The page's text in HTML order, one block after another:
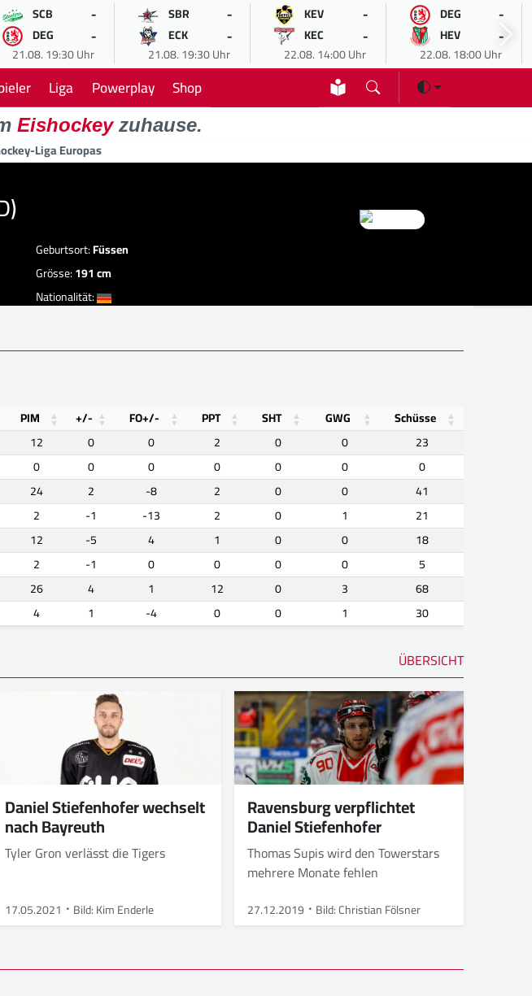
SCB -
DEG -
21.08. 19:30 Uhr
SBR -
ECK -
21.08. 19:30 Uhr
KEV -
KEC -
22.08. 14:00 Uhr
DEG -
HEV -
22.08. 18:00 Uhr
Liga Powerplay Shop
Eishockeyzuhause.
Liga Europas
Geburtsort:Füssen
Grösse:191 cm
Nationalität:
PIM +/- FO+/- PPT SHT GWG
Schüsse
12 0 0 2 0 0
23
0 0 0 0 0 0
0
24 2 -8 2 0 0
41
2 -1 -13 2 0 1
21
12 -5 4 1 0 0
18
2 -1 0 0 0 0
5
26 4 1 12 0 3
68
4 1 -4 0 0 1 30
ÜBERSICHT
Daniel Stiefenhofer wechselt
nach Bayreuth
Tyler Gron verlässt die Tigers
17.05.2021 Bild: Kim Enderle
Ravensburg verpflichtet
Daniel Stiefenhofer
Thomas Supis wird den Towerstars
mehrere Monate fehlen
27.12.2019 Bild: Christian Fölsner